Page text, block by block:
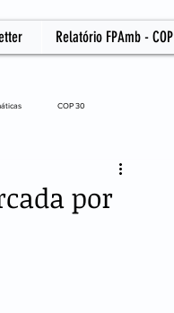
Relatório FPAmb - COP
COP 30
por